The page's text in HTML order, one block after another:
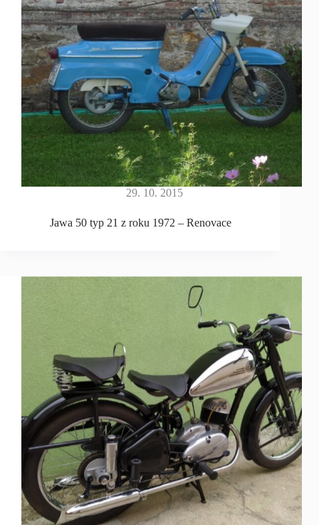
29. 10. 2015
Jawa 50 typ 21 z roku 1972 – Renovace